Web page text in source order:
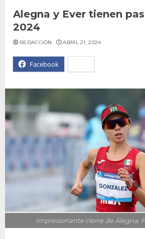
Alegna y Ever tienen
2024
Facebook
REDACCIÓN ABRIL 21, 2024
Impresionante cierre de Alegna.